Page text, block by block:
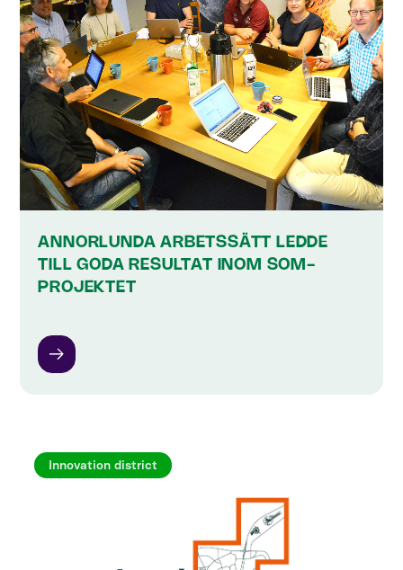
ANNORLUNDA ARBETSSÄTT LEDDE
TILL GODA RESULTAT INOM SOM-
PROJEKTET
Innovation district